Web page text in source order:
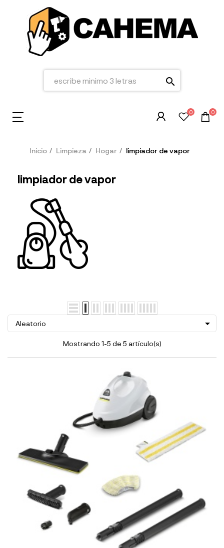
search
0 0
Inicio Limpieza Hogar limpiador de vapor
limpiador de vapor
Aleatorio 
Mostrando 1-5 de 5 artículo(s)